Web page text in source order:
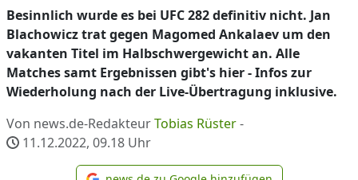
Besinnlich wurde es bei UFC 282 definitiv nicht. Jan
Blachowicz trat gegen Magomed Ankalaev um den
vakanten Titel im Halbschwergewicht an. Alle
Matches samt Ergebnissen gibt's hier - Infos zur
Wiederholung nach der Live-Übertragung inklusive.
Von news.de-RedakteurTobias Rüster-
11.12.2022, 09.18 Uhr